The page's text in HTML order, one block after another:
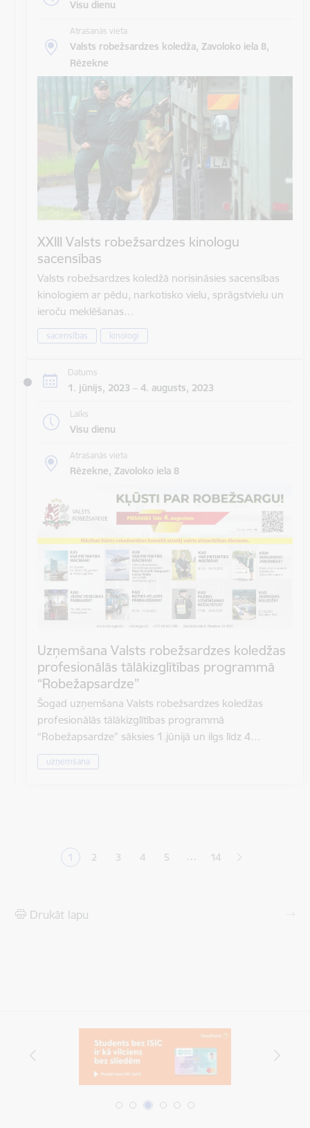
Visu dienu
Atrašanās vieta
Valsts robežsardzes koledža, Zavoloko iela 8,
Rēzekne
XXIII Valsts robežsardzes kinologu
sacensības
Valsts robežsardzes koledžā norisināsies sacensības
kinologiem ar pēdu, narkotisko vielu, sprāgstvielu un
ieroču meklēšanas…
sacensības kinologi
Datums
1. jūnijs, 2023 – 4. augusts, 2023
Laiks
Visu dienu
Atrašanās vieta
Rēzekne, Zavoloko iela 8
Uzņemšana Valsts robežsardzes koledžas
profesionālās tālākizglītības programmā
“Robežapsardze”
Šogad uzņemšana Valsts robežsardzes koledžas
profesionālās tālākizglītības programmā
“Robežapsardze” sāksies 1.jūnijā un ilgs līdz 4…
uzņemšana
Pašreizējā lapa
1 Lapa
2 Lapa
3 Lapa
4 Lapa
5 … 14
Drukāt lapu